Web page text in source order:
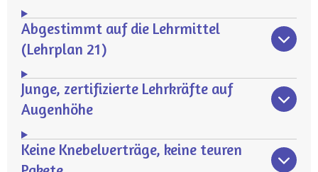
Abgestimmt auf die Lehrmittel
(Lehrplan 21)
Junge, zertifizierte Lehrkräfte auf
Augenhöhe
Keine Knebelverträge, keine teuren